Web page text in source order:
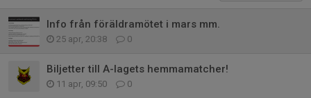
Info från föräldramötet i mars mm.
25 apr, 20:38 0
Biljetter till A-lagets hemmamatcher!
11 apr, 09:50 0